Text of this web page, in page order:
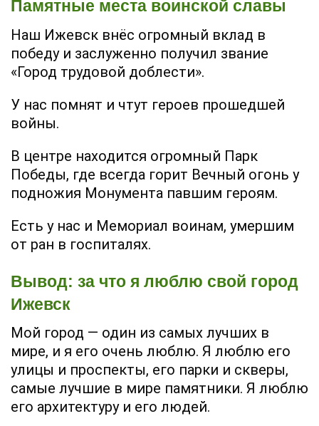
Памятные места воинской славы
Наш Ижевск внёс огромный вклад в
победу и заслуженно получил звание
«Город трудовой доблести».
У нас помнят и чтут героев прошедшей
войны.
В центре находится огромный Парк
Победы, где всегда горит Вечный огонь у
подножия Монумента павшим героям.
Есть у нас и Мемориал воинам, умершим
от ран в госпиталях.
Вывод: за что я люблю свой город
Ижевск
Мой город — один из самых лучших в
мире, и я его очень люблю. Я люблю его
улицы и проспекты, его парки и скверы,
самые лучшие в мире памятники. Я люблю
его архитектуру и его людей.